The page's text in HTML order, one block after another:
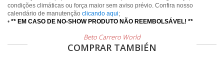
condições climáticas ou força maior sem aviso prévio. Confira nosso
calendário de manutenção clicando aqui;
• ** EM CASO DE NO-SHOW PRODUTO NÃO REEMBOLSÁVEL! **
Beto Carrero World
COMPRAR TAMBIÉN